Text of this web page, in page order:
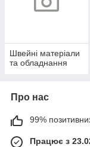
Швейні матеріали
та обладнання
Про нас
99%
Працює з